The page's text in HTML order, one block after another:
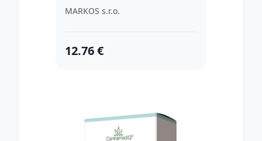
MARKOS s.r.o.
12.76 €